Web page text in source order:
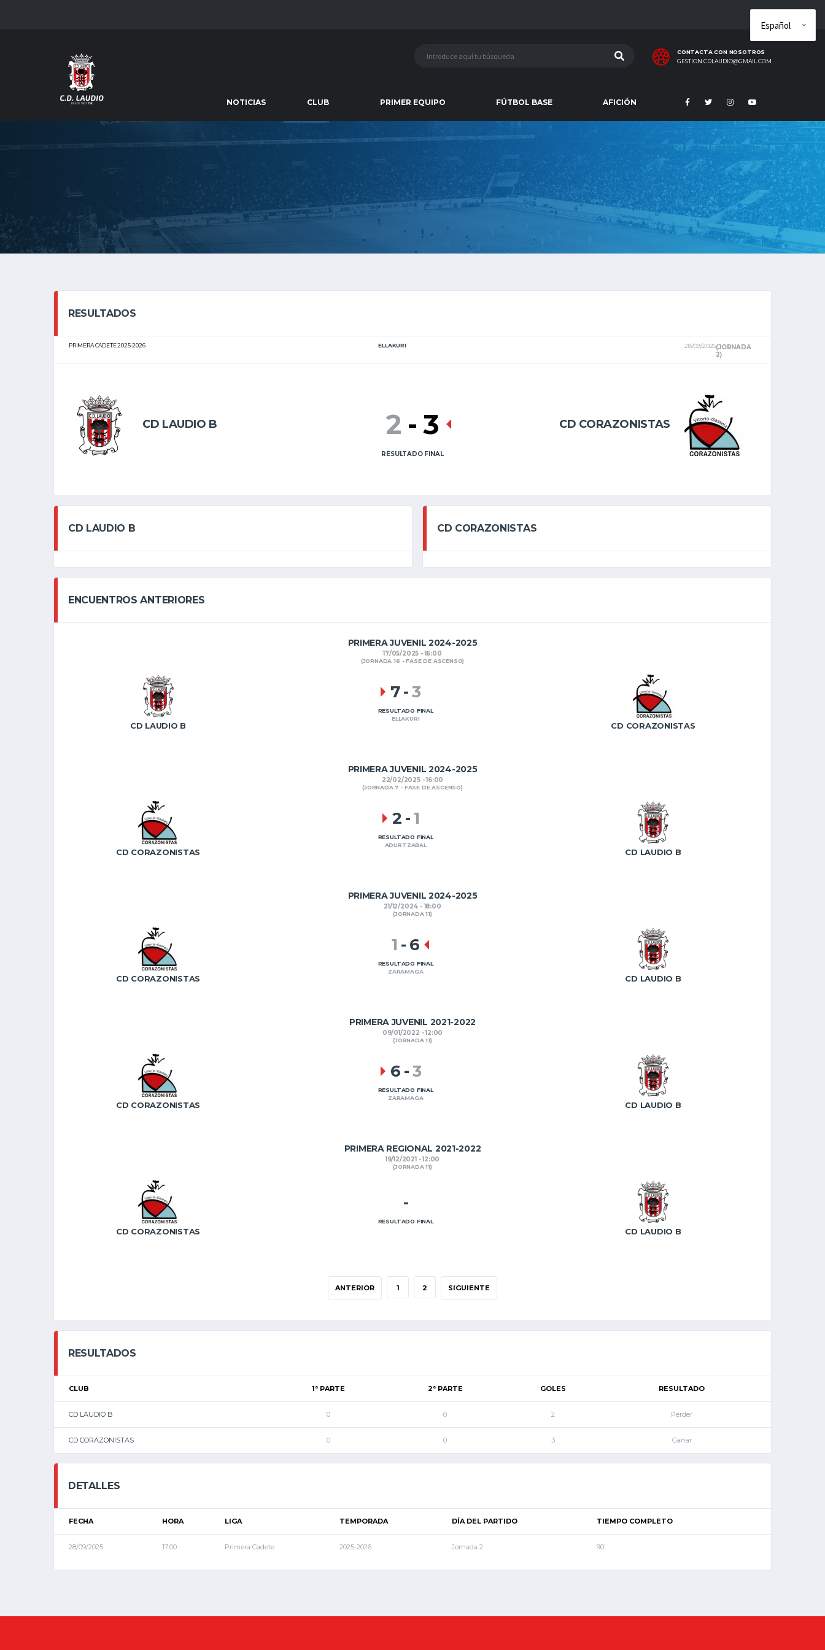
CONTACTA CON NOSOTROS
GESTION.CDLAUDIO@GMAIL.COM
NOTICIAS CLUB PRIMER EQUIPO FÚTBOL BASE AFICIÓN
RESULTADOS
PRIMERA CADETE 2025-2026 ELLAKURI 28/09/2025(JORNADA
2)
CD LAUDIO B CD CORAZONISTAS
2 - 3
RESULTADO FINAL
CD LAUDIO B CD CORAZONISTAS
ENCUENTROS ANTERIORES
PRIMERA JUVENIL 2024-2025
17/05/2025 - 16:00
(JORNADA 16 - FASE DE ASCENSO)
CD LAUDIO B CD CORAZONISTAS
7-3
RESULTADO FINAL
ELLAKURI
PRIMERA JUVENIL 2024-2025
22/02/2025 - 16:00
(JORNADA 7 - FASE DE ASCENSO)
CD CORAZONISTAS CD LAUDIO B
2 -1
RESULTADO FINAL
ADURTZABAL
PRIMERA JUVENIL 2024-2025
21/12/2024 - 18:00
(JORNADA 11)
CD CORAZONISTAS CD LAUDIO B
1 - 6
RESULTADO FINAL
ZARAMAGA
PRIMERA JUVENIL 2021-2022
09/01/2022 - 12:00
(JORNADA 11)
CD CORAZONISTAS CD LAUDIO B
6 -3
RESULTADO FINAL
ZARAMAGA
PRIMERA REGIONAL 2021-2022
19/12/2021 - 12:00
(JORNADA 11)
CD CORAZONISTAS CD LAUDIO B
-
RESULTADO FINAL
ANTERIOR 1 2 SIGUIENTE
RESULTADOS
CLUB 1ª PARTE 2ª PARTE GOLES RESULTADO
CD LAUDIO B 0 0 2 Perder
CD CORAZONISTAS 0 0 3 Ganar
DETALLES
FECHA HORA LIGA TEMPORADA DÍA DEL PARTIDO TIEMPO COMPLETO
28/09/2025 17:00 Primera Cadete 2025-2026 Jornada 2 90'